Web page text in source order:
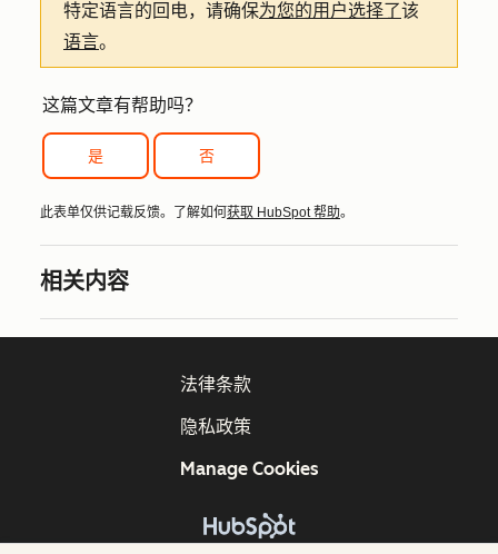
特定语言的回电，请确保为您的用户选择了该
语言。
这篇文章有帮助吗？
是 否
此表单仅供记载反馈。了解如何 获取 HubSpot 帮助。
相关内容
法律条款
隐私政策
Manage Cookies